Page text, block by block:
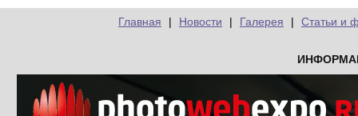
Главная | Новости | Галерея | Статьи и